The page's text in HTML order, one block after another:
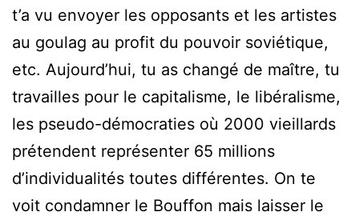
t’a vu envoyer les opposants et les artistes
au goulag au profit du pouvoir soviétique,
etc. Aujourd’hui, tu as changé de maître, tu
travailles pour le capitalisme, le libéralisme,
les pseudo-démocraties où 2000 vieillards
prétendent représenter 65 millions
d’individualités toutes différentes. On te
voit condamner le Bouffon mais laisser le